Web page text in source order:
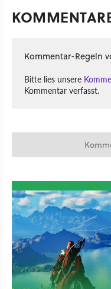
Kommentar-Regeln
Bitte lies unsere
Kommentar verfasst.